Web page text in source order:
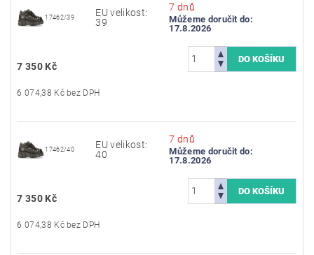
17462/39
EU velikost:
39
7 dnů
Můžeme doručit do:
17.8.2026
7 350 Kč
6 074,38 Kč bez DPH
17462/40
EU velikost:
40
7 dnů
Můžeme doručit do:
17.8.2026
7 350 Kč
6 074,38 Kč bez DPH